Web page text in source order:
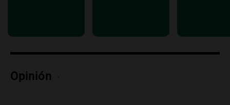
en el Congreso expuso una debilidad
comunicacional del Gobierno
Una mañana para todos
Opinión